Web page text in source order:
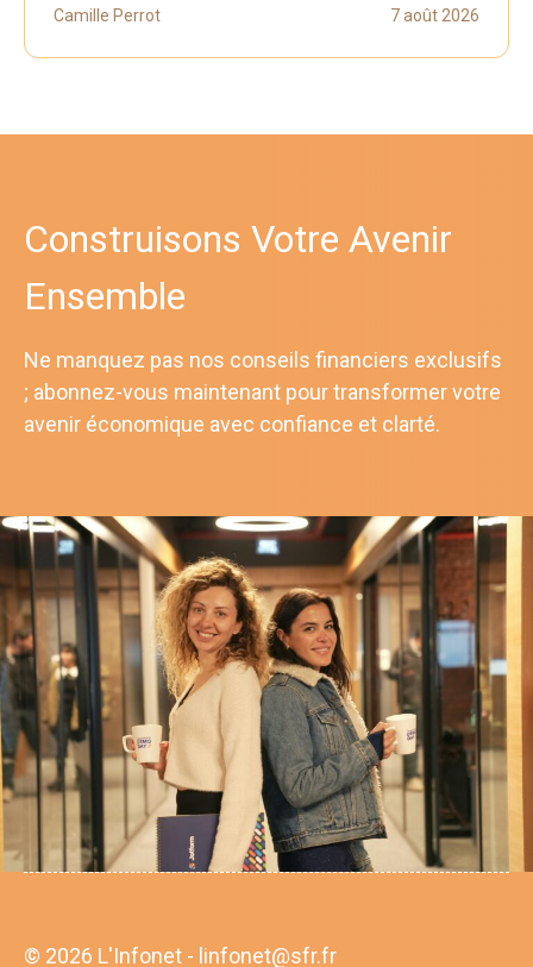
Camille Perrot 7 août 2026
Construisons Votre Avenir
Ensemble
Ne manquez pas nos conseils financiers exclusifs
; abonnez-vous maintenant pour transformer votre
avenir économique avec confiance et clarté.
© 2026 L'Infonet - linfonet@sfr.fr